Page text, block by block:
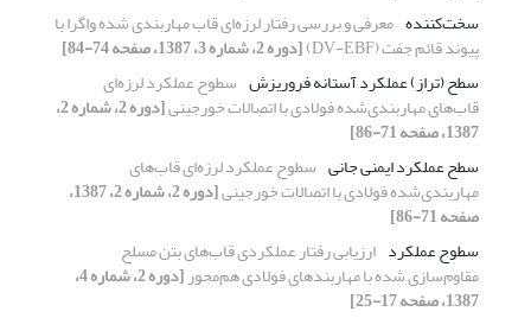
سخت‌کننده معرفی و بررسی رفتار لرزه‌ای قاب مهاربندی شده واگرا با
پیوند قائم جفت (DV-EBF)
[دوره 2، شماره 3، 1387، صفحه 74-84]
سطح (تراز) عملکرد آستانه فروریزش سطوح عملکرد لرزه‌ای
قاب‌های مهاربندی‌شده فولادی با اتصالات خورجینی [دوره 2، شماره 2،
1387، صفحه 71-86]
سطح عملکرد ایمنی جانی سطوح عملکرد لرزه‌ای قاب‌های
مهاربندی‌شده فولادی با اتصالات خورجینی [دوره 2، شماره 2، 1387،
صفحه 71-86]
سطوح عملکرد ارزیابی رفتار عملکردی قاب‌های بتن مسلح
مقاوم‌سازی شده با مهاربندهای فولادی هم‌محور [دوره 2، شماره 4،
1387، صفحه 17-25]